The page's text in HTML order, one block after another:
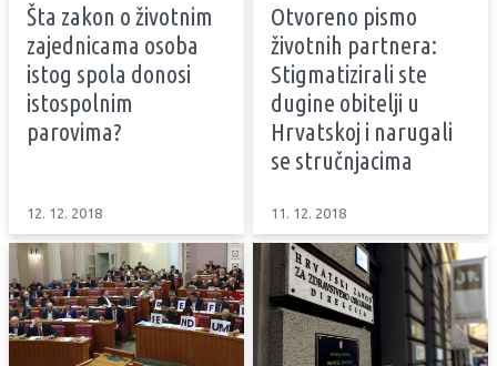
Šta zakon o životnim
zajednicama osoba
istog spola donosi
istospolnim
parovima?
12. 12. 2018
Otvoreno pismo
životnih partnera:
Stigmatizirali ste
dugine obitelji u
Hrvatskoj i narugali
se stručnjacima
11. 12. 2018